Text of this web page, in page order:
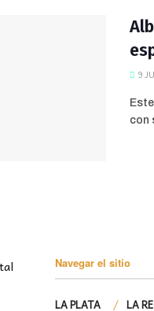
9
con
Navegar el sitio
LA PLATA LA